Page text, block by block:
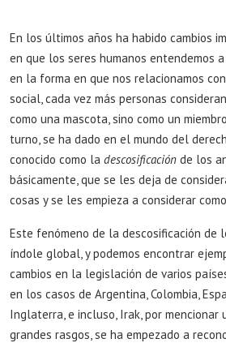
En los últimos años ha habido cambios
en que los seres humanos entendemos
en la forma en que nos relacionamos
social, cada vez más personas
como una mascota, sino como un
turno, se ha dado en el mundo del
conocido como la descosificación de los
básicamente, que se les deja de
cosas y se les empieza a considerar
Este fenómeno de la descosificación de
índole global, y podemos encontrar
cambios en la legislación de varios
en los casos de Argentina, Colombia,
Inglaterra, e incluso, Irak, por mencionar
grandes rasgos, se ha empezado a